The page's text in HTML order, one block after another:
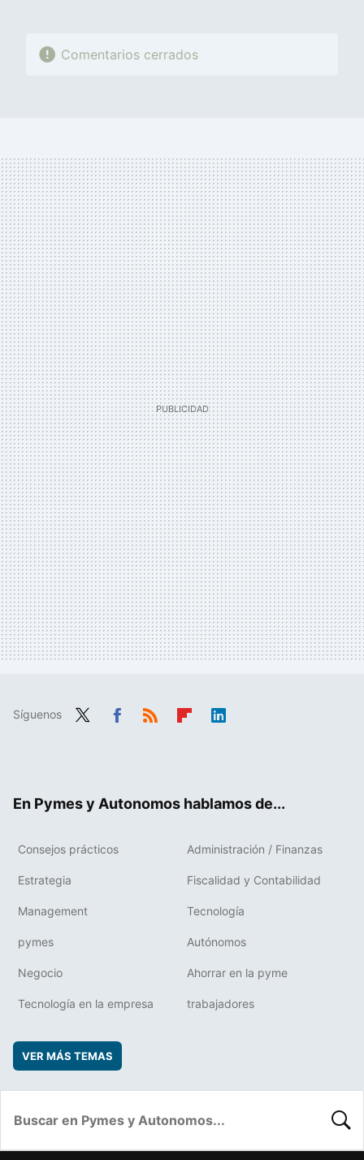
Comentarios cerrados
Síguenos
En Pymes y Autonomos hablamos de...
Consejos prácticos Administración / Finanzas
Estrategia Fiscalidad y Contabilidad
Management Tecnología
pymes Autónomos
Negocio Ahorrar en la pyme
Tecnología en la empresa trabajadores
VER MÁS TEMAS